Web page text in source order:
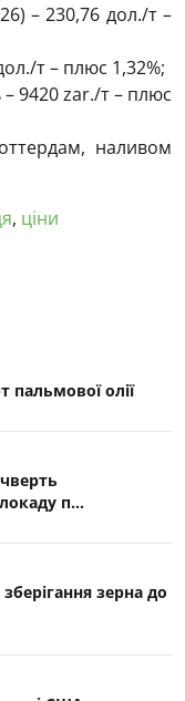
– 230,76 дол./т –
т – плюс 1,32%;
– 9420 zar./т – плюс
наливом
, ціни
пальмової олії
п...
зерна до